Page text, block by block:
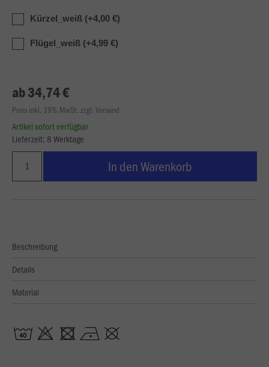
Kürzel_weiß (+4,00 €)
Flügel_weiß (+4,99 €)
ab 34,74 €
Preis inkl. 19% MwSt. zzgl. Versand
Artikel sofort verfügbar
Lieferzeit: 8 Werktage
In den Warenkorb
Beschreibung
Details
Material